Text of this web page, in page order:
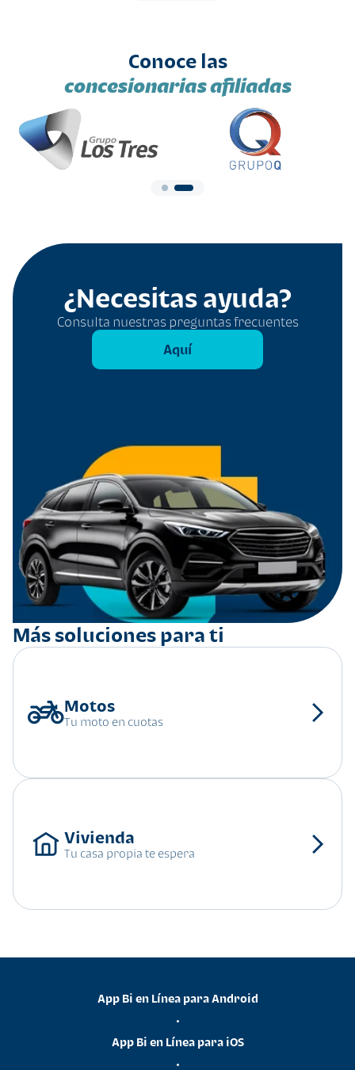
Conoce las
concesionarias afiliadas
¿Necesitas ayuda?
Consulta nuestras preguntas frecuentes
Aquí
Más soluciones para ti
Tu moto en cuotas
Tu casa propia te espera
App Bi en Línea para Android
•
App Bi en Línea para iOS
•